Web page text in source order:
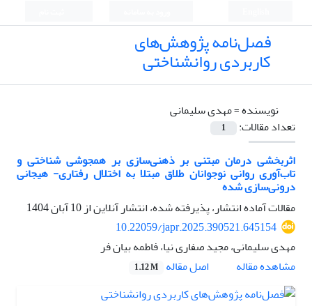
فصل‌نامه پژوهش‌های
کاربردی روانشناختی
نویسنده =مهدی سلیمانی
تعداد مقالات:
1
اثربخشی درمان مبتنی بر ذهنی‌سازی بر همجوشی شناختی و
تاب‌آوری روانی نوجوانان طلاق مبتلا به اختلال رفتاری- هیجانی
درونی‌سازی شده
مقالات آماده انتشار، پذیرفته شده، انتشار آنلاین از10 آبان 1404
10.22059/japr.2025.390521.645154
مهدی سلیمانی، مجید صفاری نیا، فاطمه بیان فر
مشاهده مقاله
اصل مقاله 1.12 M